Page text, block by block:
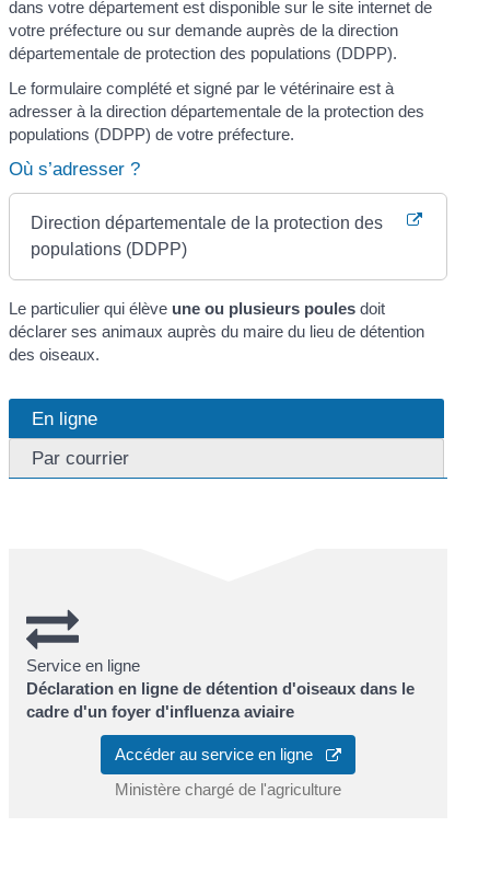
dans votre département est disponible sur le site internet de
votre préfecture ou sur demande auprès de la direction
départementale de protection des populations (DDPP).
Le formulaire complété et signé par le vétérinaire est à
adresser à la direction départementale de la protection des
populations (DDPP) de votre préfecture.
Où s’adresser ?
Direction départementale de la protection des
populations (DDPP)
Le particulier qui élève une ou plusieurs poules doit
déclarer ses animaux auprès du maire du lieu de détention
des oiseaux.
En ligne
Par courrier
Service en ligne
Déclaration en ligne de détention d'oiseaux dans le
cadre d'un foyer d'influenza aviaire
Accéder au service en ligne
Ministère chargé de l'agriculture